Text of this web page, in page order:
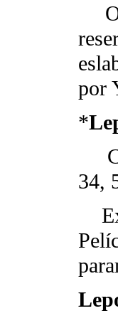
por
*
34,